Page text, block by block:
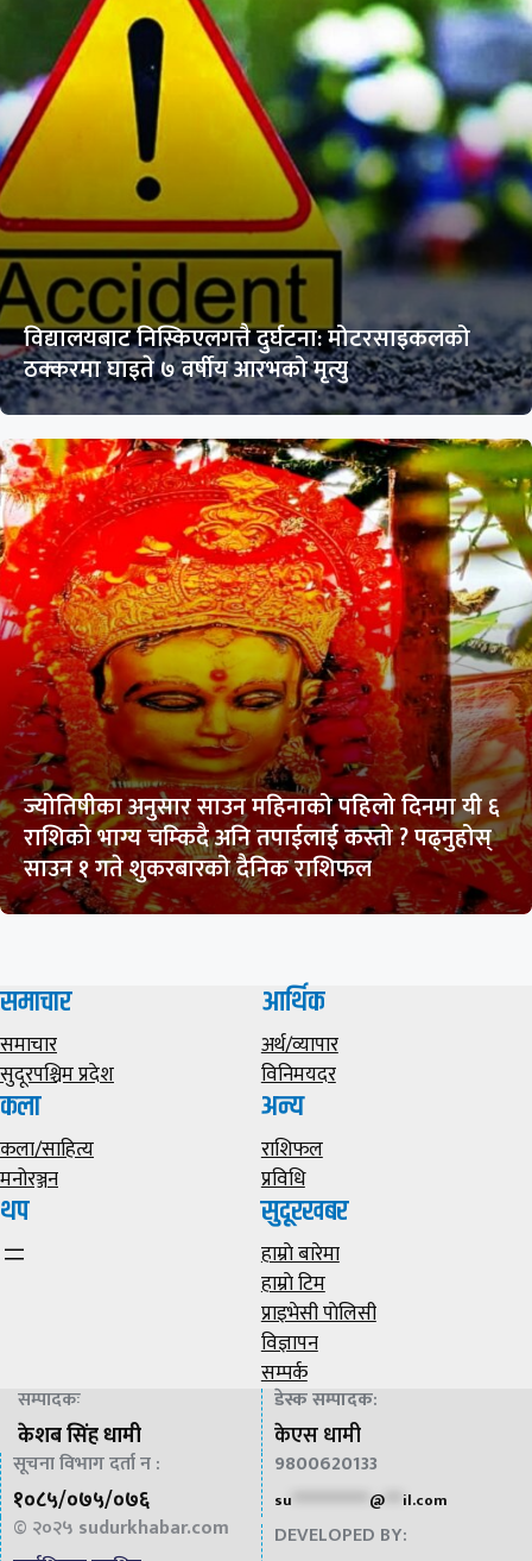
विद्यालयबाट निस्किएलगत्तै दुर्घटना: मोटरसाइकलको
ठक्करमा घाइते ७ वर्षीय आरभको मृत्यु
ज्योतिषीका अनुसार साउन महिनाको पहिलो दिनमा यी ६
राशिको भाग्य चम्किदै अनि तपाईलाई कस्तो ? पढ्नुहोस्
साउन १ गते शुकरबारको दैनिक राशिफल
समाचार
समाचार
सुदूरपश्चिम प्रदेश
आर्थिक
अर्थ/व्यापार
विनिमयदर
कला
कला/साहित्य
मनोरञ्जन
अन्य
राशिफल
प्रविधि
थप सुदूरखबर
हाम्राे बारेमा
हाम्राे टिम
प्राइभेसी पाेलिसी
विज्ञापन
सम्पर्क
सम्पादकः
केशब सिंह धामी
डेस्क सम्पादक:
केएस धामी
सूचना विभाग दर्ता न :
१०८५/०७५/०७६
9800620133
su @*** il.com
© २०२५ sudurkhabar.com
DEVELOPED BY: